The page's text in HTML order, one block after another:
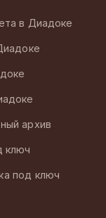
в Диадоке
архив
ключ
под ключ